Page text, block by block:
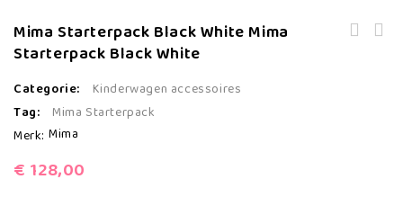
Mima Starterpack Black White Mima
Starterpack Black White
Categorie:
Kinderwagen accessoires
Tag:
Mima Starterpack
Merk: Mima
€ 128,00